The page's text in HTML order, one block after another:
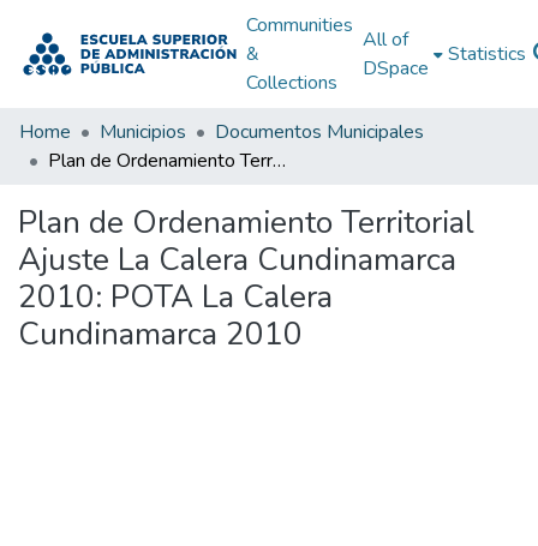
Communities
&
Collections
All of
DSpace
Statistics
Home Municipios
Documentos Municipales
Plan de Ordenamiento Territorial Ajuste La Calera Cundinamarca 2010: POTA La Calera Cundinamarca 2010
Plan de Ordenamiento Territorial
Ajuste La Calera Cundinamarca
2010: POTA La Calera
Cundinamarca 2010